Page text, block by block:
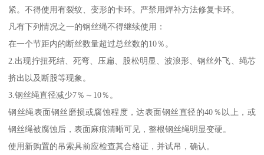
紧。不得使用有裂纹、变形的卡环。严禁用焊补方法修复卡环。
凡有下列情况之一的钢丝绳不得继续使用：
在一个节距内的断丝数量超过总丝数的10％。
2.出现拧扭死结、死弯、压扁、股松明显、波浪形、钢丝外飞、绳芯
挤出以及断股等现象。
3.钢丝绳直径减少7％～10％。
钢丝绳表面钢丝磨损或腐蚀程度，达表面钢丝直径的40％以上，或
钢丝绳被腐蚀后，表面麻痕清晰可见，整根钢丝绳明显变硬。
使用新购置的吊索具前应检查其合格证，并试吊，确认。